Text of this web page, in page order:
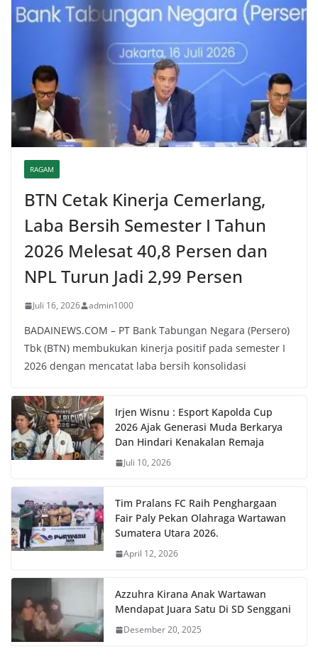
RAGAM
BTN Cetak Kinerja Cemerlang,
Laba Bersih Semester I Tahun
2026 Melesat 40,8 Persen dan
NPL Turun Jadi 2,99 Persen
Juli 16, 2026 admin1000
BADAINEWS.COM – PT Bank Tabungan Negara (Persero)
Tbk (BTN) membukukan kinerja positif pada semester I
2026 dengan mencatat laba bersih konsolidasi
Irjen Wisnu : Esport Kapolda Cup
2026 Ajak Generasi Muda Berkarya
Dan Hindari Kenakalan Remaja
Juli 10, 2026
Tim Pralans FC Raih Penghargaan
Fair Paly Pekan Olahraga Wartawan
Sumatera Utara 2026.
April 12, 2026
Azzuhra Kirana Anak Wartawan
Mendapat Juara Satu Di SD Senggani
Desember 20, 2025